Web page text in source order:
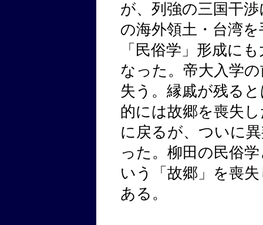
が、列強の三国干
の海外領土・台湾
「民俗学」形成に
なった。帝大入学
失う。縁戚が残る
的には故郷を喪失
に戻るが、ついに
った。柳田の民俗
いう「故郷」を喪
ある。